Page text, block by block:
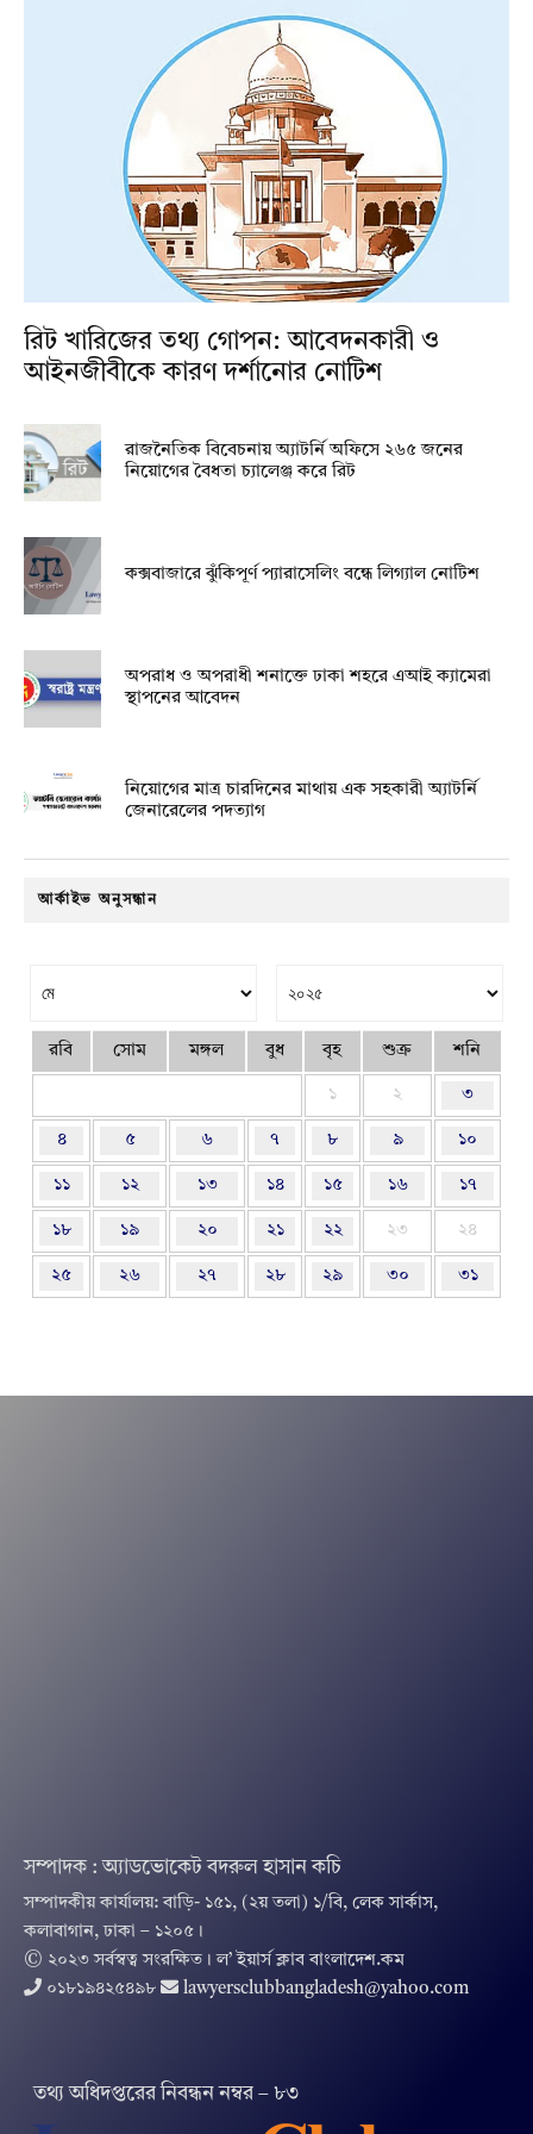
রিট খারিজের তথ্য গোপন: আবেদনকারী ও
আইনজীবীকে কারণ দর্শানোর নোটিশ
রাজনৈতিক বিবেচনায় অ‍্যাটর্নি অফিসে ২৬৫ জনের
নিয়োগের বৈধতা চ্যালেঞ্জ করে রিট
কক্সবাজারে ঝুঁকিপূর্ণ প্যারাসেলিং বন্ধে লিগ্যাল নোটিশ
অপরাধ ও অপরাধী শনাক্তে ঢাকা শহরে এআই ক্যামেরা
স্থাপনের আবেদন
নিয়োগের মাত্র চারদিনের মাথায় এক সহকারী অ্যাটর্নি
জেনারেলের পদত্যাগ
আর্কাইভ অনুসন্ধান
রবি সোম মঙ্গল বুধ বৃহ শুক্র শনি
১ ২ ৩
৪ ৫ ৬ ৭ ৮ ৯ ১০
১১ ১২ ১৩ ১৪ ১৫ ১৬ ১৭
১৮ ১৯ ২০ ২১ ২২ ২৩ ২৪
২৫ ২৬ ২৭ ২৮ ২৯ ৩০ ৩১
সম্পাদক : অ্যাডভোকেট বদরুল হাসান কচি
সম্পাদকীয় কার্যালয়: বাড়ি- ১৫১, (২য় তলা) ১/বি, লেক সার্কাস,
কলাবাগান, ঢাকা – ১২০৫।
© ২০২৩ সর্বস্বত্ব সংরক্ষিত । ল’ ইয়ার্স ক্লাব বাংলাদেশ.কম
০১৮১৯৪২৫৪৯৮
lawyersclubbangladesh@yahoo.com
তথ‌্য অ‌ধিদপ্ত‌রের নিবন্ধন নম্বর – ৮৩